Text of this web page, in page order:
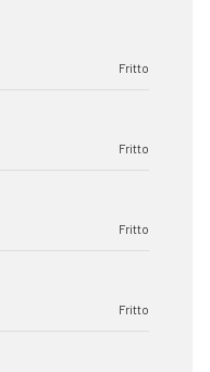
Fritto
Fritto
Fritto
Fritto